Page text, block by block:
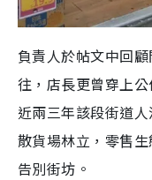
負責人於帖文中回
往，店長更曾穿上
近兩三年該段街道
散貨場林立，零售
告別街坊。